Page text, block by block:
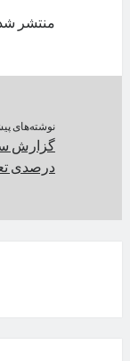
منتشر
نوشته‌های
درصدی